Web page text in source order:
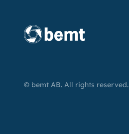
© bemt AB. All rights reserved.